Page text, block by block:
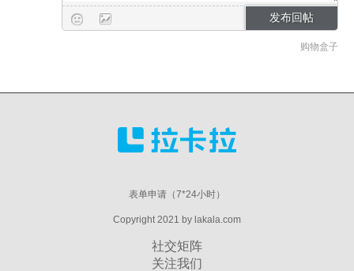
购物盒子
表单申请（7*24小时）
Copyright 2021 by lakala.com
社交矩阵
关注我们